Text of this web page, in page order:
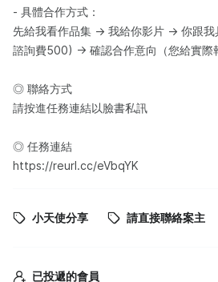
- 具體合作方式：
先給我看作品集 -> 我給你影片 -> 你跟
諮詢費500) -> 確認合作意向（您給實際
◎ 聯絡方式
請按進任務連結以臉書私訊
◎ 任務連結
https://reurl.cc/eVbqYK
小天使分享 請直接聯絡案主
已投遞的會員